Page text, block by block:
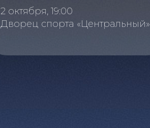
2 октября, 19:00
Дворец спорта «Центральный»